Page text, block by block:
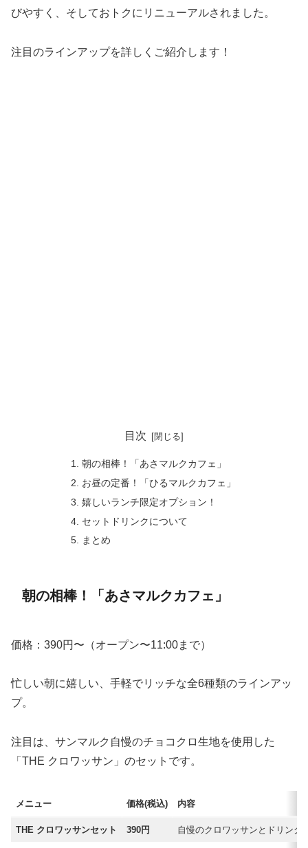
びやすく、そしておトクにリニューアルされました。
注目のラインアップを詳しくご紹介します！
目次
朝の相棒！「あさマルクカフェ」
お昼の定番！「ひるマルクカフェ」
嬉しいランチ限定オプション！
セットドリンクについて
まとめ
朝の相棒！「あさマルクカフェ」
価格：390円〜（オープン〜11:00まで）
忙しい朝に嬉しい、手軽でリッチな全6種類のラインアッ
プ。
注目は、サンマルク自慢のチョコクロ生地を使用した
「THE クロワッサン」のセットです。
メニュー 価格(税込) 内容
THE クロワッサンセット 390円 自慢のクロワッサンとドリンク